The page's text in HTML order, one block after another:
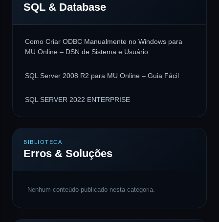
SQL & Database
Como Criar ODBC Manualmente no Windows para
MU Online – DSN de Sistema e Usuário
SQL Server 2008 R2 para MU Online – Guia Fácil
SQL SERVER 2022 ENTERPRISE
BIBLIOTECA
Erros & Soluções
Nenhum conteúdo publicado nesta categoria.